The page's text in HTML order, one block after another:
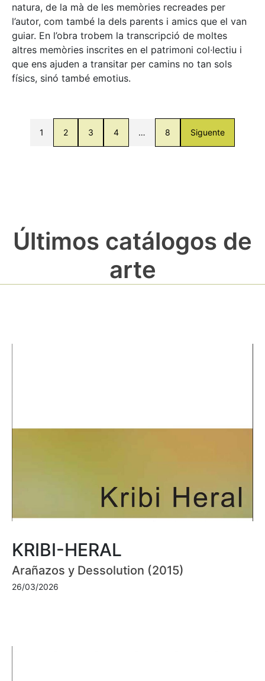
natura, de la mà de les memòries recreades per
l’autor, com també la dels parents i amics que el van
guiar. En l’obra trobem la transcripció de moltes
altres memòries inscrites en el patrimoni col·lectiu i
que ens ajuden a transitar per camins no tan sols
físics, sinó també emotius.
1 2 3 4 … 8 Siguente
Últimos catálogos de
arte
KRIBI-HERAL
Arañazos y Dessolution (2015)
26/03/2026